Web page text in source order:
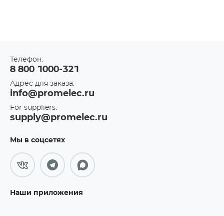
Телефон:
8 800 1000-321
Адрес для заказа:
info@promelec.ru
For suppliers:
supply@promelec.ru
Мы в соцсетях
Наши приложения